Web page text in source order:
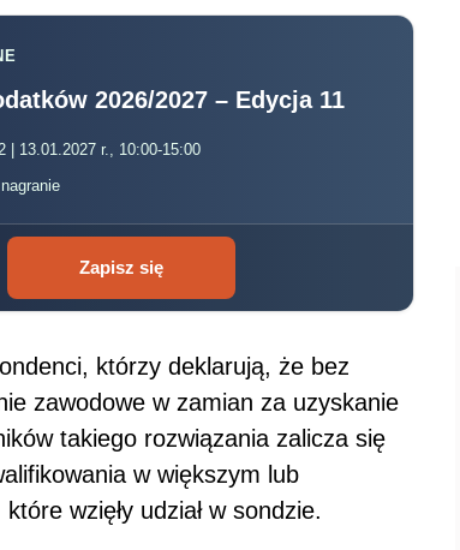
2026/2027 – Edycja 11
| 13.01.2027 r., 10:00-15:00
Zapisz się
którzy deklarują, że bez
zawodowe w zamian za uzyskanie
takiego rozwiązania zalicza się
w większym lub
wzięły udział w sondzie.